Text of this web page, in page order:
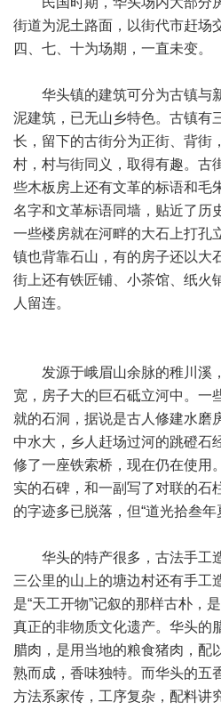
街道为泥土路面，以街代市赶场
四、七、十为场期，一直未变。
华头镇的建筑可分为古镇与
泥建筑，已无山乡特色。古镇有
长，留下的古街分为正街、背街
村，村与街同义，取得有趣。古
些木板房上还有文革的标语和毛
名字和文革标语同墙，贴近了历
一些楼房就在河畔的大石上打孔
镇也背靠石山，有的房子还以大
街上还有铁匠铺、小茶馆、纸火
人留连。
发源于峨眉山余脉的稚川溪
宽，房子大的巨石砥立河中。一
就的石洞，据说是古人修建水磨
中水大，乡人赶场过河的跳磴石
修了一座铁索桥，现在仍在使用
实的石碑，和一副写了对联的石
的字迹多已脱落，但“道光拾叁年
华头的特产很多，古法手工
三公里的山上的塘边村还有手工
是“天工开物”记叙的那样古朴，
真正的非物质文化遗产。华头的
腊肉，是用当地的粮食猪肉，配
熟而成，香味独特。而华头的五
方法系家传，工序复杂，配料讲